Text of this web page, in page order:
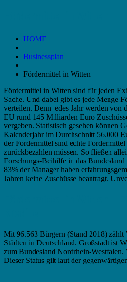
HOME
Businessplan
Fördermittel in Witten
Fördermittel in Witten sind für jeden
Sache. Und dabei gibt es jede Menge
verteilen. Denn jedes Jahr werden von
EU rund 145 Milliarden Euro
vergeben. Statistisch gesehen können
Kalenderjahr im Durchschnitt 56.000
der Fördermittel sind echte
zurückbezahlen müssen. So fließen
Forschungs-Beihilfe in das
83% der Manager haben
Jahren keine Zuschüsse beantragt.
Mit 96.563 Bürgern (Stand 2018) zählt
Städten in Deutschland. Großstadt ist
zum Bundesland Nordrhein-
Dieser Status gilt laut der